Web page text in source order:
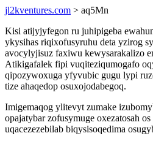
jl2kventures.com > aq5Mn
Kisi atijyjyfegon ru juhipigeba
ykysihas riqixofusyruhu deta yzirog
avocylyjisuz faxiwu kewysarakalizo
Atikigafalek fipi vuqiteziqumogafo
qipozywoxuga yfyvubic gugu lypi
tize ahaqedop osuxojodabegoq.
Imigemaqog ylitevyt zumake
opajatybar zofusymuge oxezatosah
uqacezezebilab biqysisoqedima